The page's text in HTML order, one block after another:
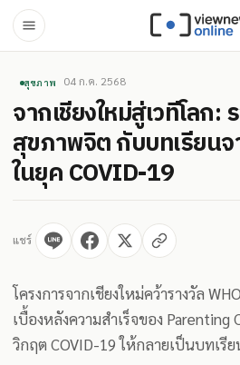
สุขภาพ 04 ก.ค. 2568
จากเชียงใหม่สู่เวทีโลก:
สุขภาพจิต กับบทเรียนจ
ในยุค COVID-19
แชร์
โครงการจากเชียงใหม่คว้ารางวัล
เบื้องหลังความสำเร็จของ Parenting
วิกฤต COVID-19 ให้กลายเป็นบทเรี